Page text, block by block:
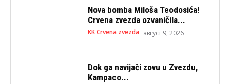
Nova bomba Miloša Teodosića!
Crvena zvezda ozvaničila...
KK Crvena zvezda август 9, 2026
Dok ga navijači zovu u Zvezdu,
Kampaco...